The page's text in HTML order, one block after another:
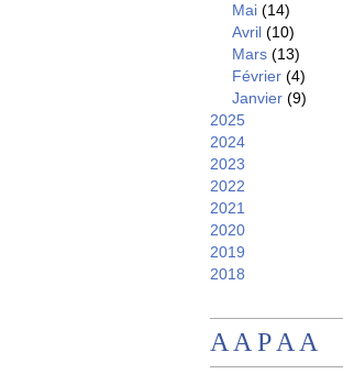
Mai (14)
Avril (10)
Mars (13)
Février (4)
Janvier (9)
2025
2024
2023
2022
2021
2020
2019
2018
A A P A A